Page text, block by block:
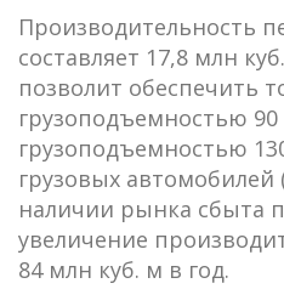
Производительность
составляет 17,8 млн
позволит обеспечить
грузоподъемностью
грузоподъемностью
грузовых автомобилей
наличии рынка сбыта
увеличение
84 млн куб. м в год.